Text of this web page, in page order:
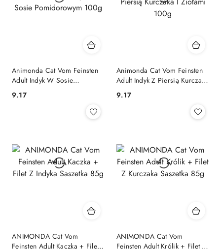
Animonda Cat Vom Feinsten
Adult Indyk W Sosie
Cena:
9.17
Animonda Cat Vom Feinsten
Adult Indyk Z Piersią Kurczaka
Cena:
9.17
ANIMONDA Cat Vom
Feinsten Adult Kaczka + Filet
ANIMONDA Cat Vom
Feinsten Adult Królik + Filet Z